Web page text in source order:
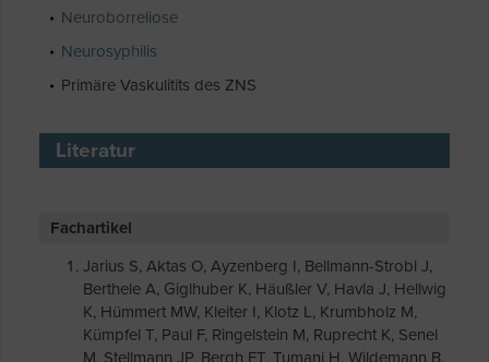
Neuroborreliose
Neurosyphilis
Primäre Vaskulitits des ZNS
Literatur
Fachartikel
Jarius S, Aktas O, Ayzenberg I, Bellmann-Strobl J,
Berthele A, Giglhuber K, Häußler V, Havla J, Hellwig
K, Hümmert MW, Kleiter I, Klotz L, Krumbholz M,
Kümpfel T, Paul F, Ringelstein M, Ruprecht K, Senel
M, Stellmann JP, Bergh FT, Tumani H, Wildemann B,